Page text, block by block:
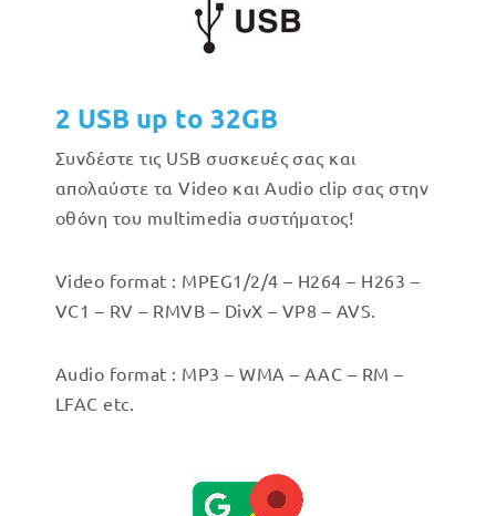
2 USB up to 32GB
Συνδέστε τις USB συσκευές σας και
απολαύστε τα Video και Audio clip σας στην
οθόνη του multimedia συστήματος!
Video format : MPEG1/2/4 – H264 – H263 –
VC1 – RV – RMVB – DivX – VP8 – AVS.
Audio format : MP3 – WMA – AAC – RM –
LFAC etc.